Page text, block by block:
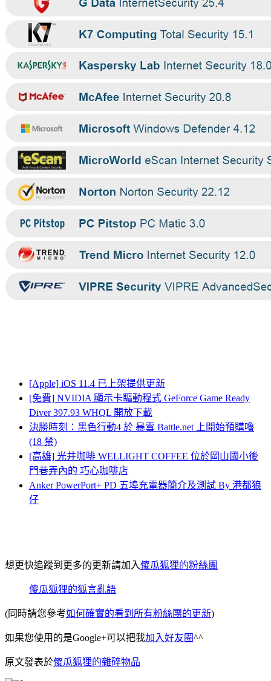
[Apple] iOS 11.4 已上架提供更新
[免費] NVIDIA 顯示卡驅動程式 GeForce Game Ready
Diver 397.93 WHQL 開放下載
決勝時刻：黑色行動4 於 暴雪 Battle.net 上開始預購嚕
(18 禁)
[高雄] 光井咖啡 WELLIGHT COFFEE 位於岡山國小後
門巷弄內的 巧心咖啡店
Anker PowerPort+ PD 五埠充電器簡介及測試 By 港都狼
仔
想更快追蹤到更多的更新請加入傻瓜狐狸的粉絲團
傻瓜狐狸的狐言亂語
(同時請您參考如何確實的看到所有粉絲團的更新)
如果您使用的是Google+可以把我加入好友圈^^
原文發表於傻瓜狐狸的雜碎物品